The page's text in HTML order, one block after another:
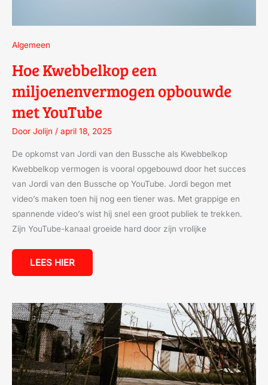
Algemeen
Hoe Kwebbelkop een
miljoenenvermogen opbouwde
met YouTube
Door Jolijn / april 18, 2025
De opkomst van Jordi van den Bussche als Kwebbelkop
Kwebbelkop vermogen is vooral opgebouwd door het succes
van Jordi van den Bussche op YouTube. Jordi begon met
video’s maken toen hij nog een tiener was. Met grappige en
spannende video’s wist hij snel een groot publiek te trekken.
Zijn YouTube-kanaal groeide hard door zijn vrolijke
LEES HIER
EEN
NIEUWE
WONING
VOOR
MARCO
VAN
BASTEN
IN
AMSTERDAM